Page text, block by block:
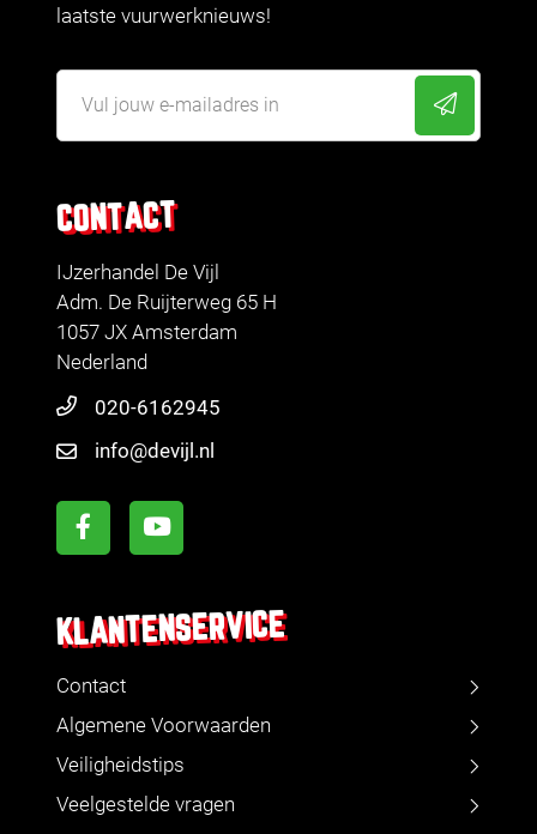
CONTACT
IJzerhandel De Vijl
Adm. De Ruijterweg 65 H
1057 JX Amsterdam
Nederland
020-6162945
info@devijl.nl
KLANTENSERVICE
Contact
Algemene Voorwaarden
Veiligheidstips
Veelgestelde vragen
laatste vuurwerknieuws!